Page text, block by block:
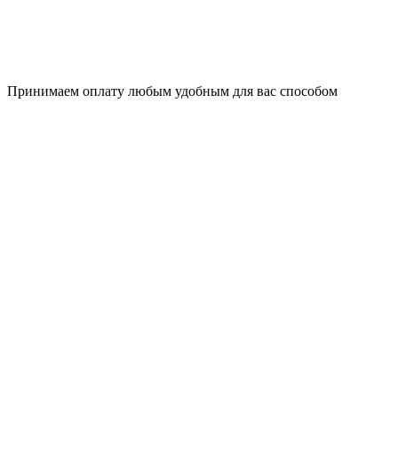
Принимаем оплату любым удобным для вас способом